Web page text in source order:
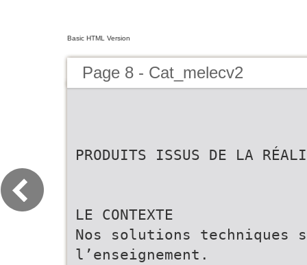
Basic HTML Version
Page 8 - Cat_melecv2
PRODUITS ISSUS DE LA
LE CONTEXTE
Nos solutions techniques
l’enseignement.